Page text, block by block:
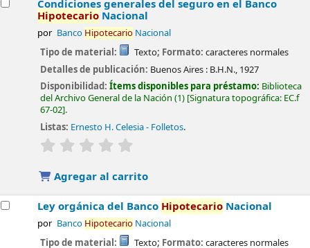
Condiciones generales del seguro en el Banco
Hipotecario Nacional
por Banco HipotecarioNacional
Tipo de material: Texto; Formato: caracteres normales
Detalles de publicación: Buenos Aires : B.H.N., 1927
Disponibilidad:Ítems disponibles para préstamo: Biblioteca
del Archivo General de la Nación (1) Signatura topográfica: EC.f
67-02 .
Listas: Ernesto H. Celesia - Folletos.
valoración
Agregar al carrito
Ley orgánica del Banco Hipotecario Nacional
por Banco HipotecarioNacional
Tipo de material: Texto; Formato: caracteres normales